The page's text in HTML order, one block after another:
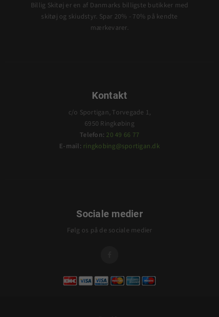
Billig Skitøj er en af Danmarks billigste butikker med
skitøj og skiudstyr. Spar 20% - 70% på kendte
mærkevarer.
Kontakt
c/o Sportigan, Torvegade 1,
6950 Ringkøbing
Telefon: 20 49 66 77
E-mail: ringkobing@sportigan.dk
Sociale medier
Følg os på de sociale medier